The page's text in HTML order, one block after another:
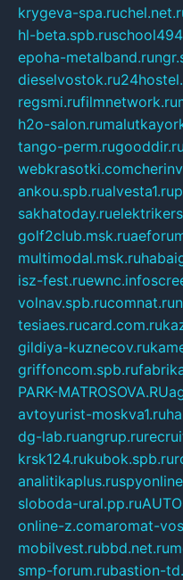
krygeva-spa.ru
hl-beta.spb.ru
epoha-metalband.ru
dieselvostok.ru
regsmi.rufilmnetwork.ru
h2o-salon.ru
tango-perm.rugooddir.ru
webkrasotki.com
ankou.spb.rualvesta1.ru
sakhatoday.ru
golf2club.msk.ru
multimodal.msk.ru
isz-fest.ruewnc.info
volnav.spb.rucomnat.ru
tesiaes.rucard.com.ru
gildiya-kuznecov.ru
griffoncom.spb.ru
PARK-MATROSOVA.RU
avtoyurist-moskva1.ru
dg-lab.ruangrup.ru
krsk124.rukubok.spb.ru
analitikaplus.ru
sloboda-ural.pp.ru
online-z.comaromat-
mobilvest.rubbd.net.ru
smp-forum.rubastion-